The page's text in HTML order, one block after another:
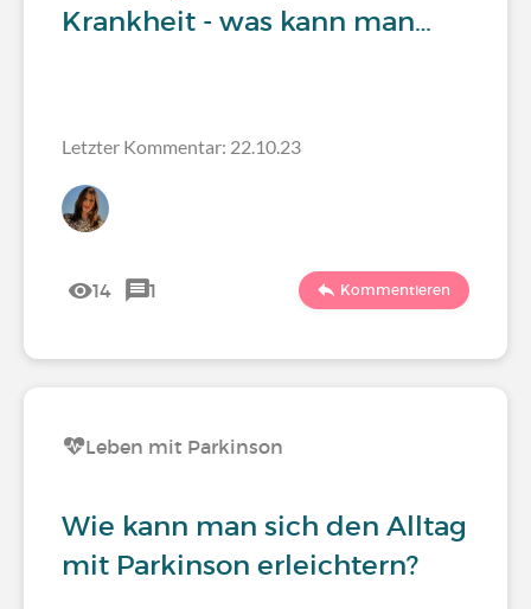
Krankheit - was kann man…
Letzter Kommentar: 22.10.23
14 1 Kommentieren
Leben mit Parkinson
Wie kann man sich den Alltag
mit Parkinson erleichtern?